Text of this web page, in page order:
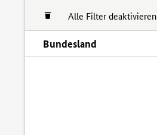
Alle Filter deaktivieren
Bundesland